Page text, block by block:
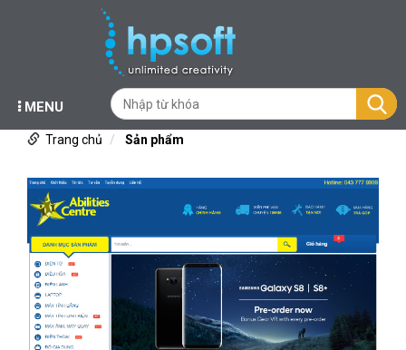
MENU
Trang chủ Sản phẩm